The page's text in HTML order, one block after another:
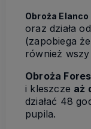
Obroża Elanco
oraz działa
(zapobiega
również wszy
Obroża
i kleszcze aż
działać 48
pupila.